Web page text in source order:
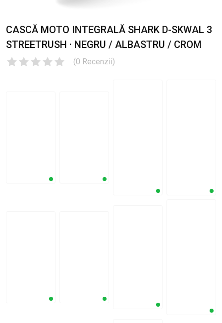
CASCĂ MOTO INTEGRALĂ SHARK D-SKWAL 3
STREETRUSH · NEGRU / ALBASTRU / CROM
(0 Recenzii)